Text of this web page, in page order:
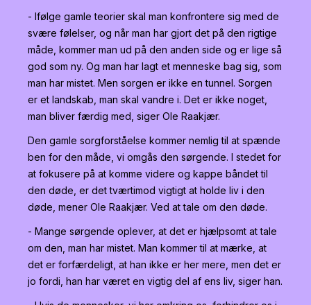
- Ifølge gamle teorier skal man konfrontere sig med de
svære følelser, og når man har gjort det på den rigtige
måde, kommer man ud på den anden side og er lige så
god som ny. Og man har lagt et menneske bag sig, som
man har mistet. Men sorgen er ikke en tunnel. Sorgen
er et landskab, man skal vandre i. Det er ikke noget,
man bliver færdig med, siger Ole Raakjær.
Den gamle sorgforståelse kommer nemlig til at spænde
ben for den måde, vi omgås den sørgende. I stedet for
at fokusere på at komme videre og kappe båndet til
den døde, er det tværtimod vigtigt at holde liv i den
døde, mener Ole Raakjær. Ved at tale om den døde.
- Mange sørgende oplever, at det er hjælpsomt at tale
om den, man har mistet. Man kommer til at mærke, at
det er forfærdeligt, at han ikke er her mere, men det er
jo fordi, han har været en vigtig del af ens liv, siger han.